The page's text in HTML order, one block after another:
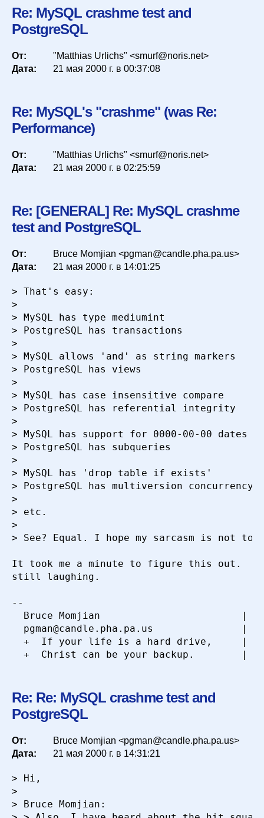
Re: MySQL crashme test and
PostgreSQL
От:
"Matthias Urlichs" <smurf@noris.net>
Дата:
21 мая 2000 г. в 00:37:08
Re: MySQL's "crashme" (was Re:
Performance)
От:
"Matthias Urlichs" <smurf@noris.net>
Дата:
21 мая 2000 г. в 02:25:59
Re: [GENERAL] Re: MySQL crashme
test and PostgreSQL
От:
Bruce Momjian <pgman@candle.pha.pa.us>
Дата:
21 мая 2000 г. в 14:01:25
> That's easy:
>
> MySQL has type mediumint
> PostgreSQL has transactions
>
> MySQL allows 'and' as string markers
> PostgreSQL has views
>
> MySQL has case insensitive compare
> PostgreSQL has referential integrity
>
> MySQL has support for 0000-00-00 dates
> PostgreSQL has subqueries
>
> MySQL has 'drop table if exists'
> PostgreSQL has multiversion concurrency
>
> etc.
>
> See? Equal. I hope my sarcasm is not
It took me a minute to figure this out.
still laughing.
--
Bruce Momjian                        |
pgman@candle.pha.pa.us               |
+  If your life is a hard drive,     |
Re: Re: MySQL crashme test and
PostgreSQL
От:
Bruce Momjian <pgman@candle.pha.pa.us>
Дата:
21 мая 2000 г. в 14:31:21
> Hi,
>
> Bruce Momjian: